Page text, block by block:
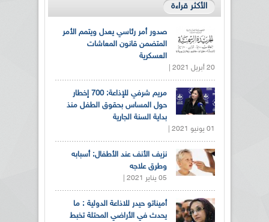
الأكثر قراءة
صدور أمر رئاسي يعدل ويتمم الأمر
المتضمن قانون المعاشات
العسكرية
20 أبريل 2021 |
مريم شرفي للإذاعة: 700 إخطار
حول المساس بحقوق الطفل منذ
بداية السنة الجارية
01 يونيو 2021 |
نزيف الأنف عند الأطفال: أسبابه
وطرق علاجه
05 يناير 2021 |
أميناتو حيدر للاذاعة الدولية : ما
يحدث في الأراضي المحتلة تخبط